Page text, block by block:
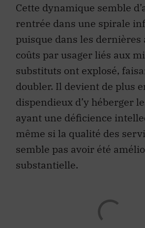
Cette dynamique semble
rentrée dans une spirale
puisque dans les dernières
coûts par usager liés aux
substituts ont explosé,
doubler. Il devient de plus
dispendieux d’y héberger
ayant une déficience
même si la qualité des
semble pas avoir été
substantielle.